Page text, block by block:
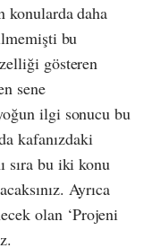
konularda daha
bu
gösteren
sene
ilgi sonucu bu
kafanızdaki
sıra bu iki konu
Ayrıca
olan ‘Projeni